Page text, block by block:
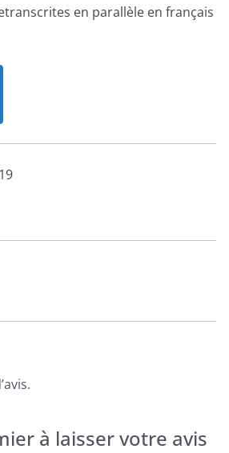
en parallèle en français
à laisser votre avis